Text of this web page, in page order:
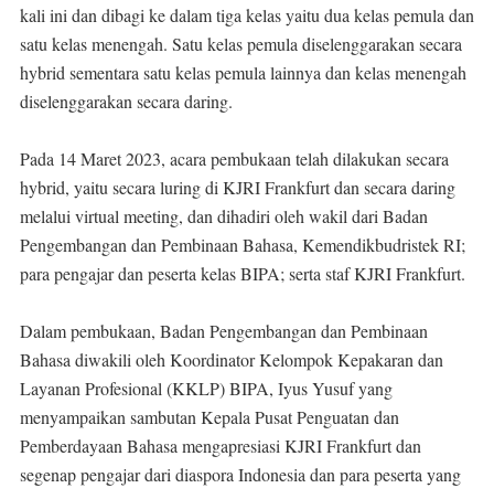
kali ini dan dibagi ke dalam tiga kelas yaitu dua kelas pemula dan
satu kelas menengah. Satu kelas pemula diselenggarakan secara
hybrid sementara satu kelas pemula lainnya dan kelas menengah
diselenggarakan secara daring.
Pada 14 Maret 2023, acara pembukaan telah dilakukan secara
hybrid, yaitu secara luring di KJRI Frankfurt dan secara daring
melalui virtual meeting, dan dihadiri oleh wakil dari Badan
Pengembangan dan Pembinaan Bahasa, Kemendikbudristek RI;
para pengajar dan peserta kelas BIPA; serta staf KJRI Frankfurt.
Dalam pembukaan, Badan Pengembangan dan Pembinaan
Bahasa diwakili oleh Koordinator Kelompok Kepakaran dan
Layanan Profesional (KKLP) BIPA, Iyus Yusuf yang
menyampaikan sambutan Kepala Pusat Penguatan dan
Pemberdayaan Bahasa mengapresiasi KJRI Frankfurt dan
segenap pengajar dari diaspora Indonesia dan para peserta yang